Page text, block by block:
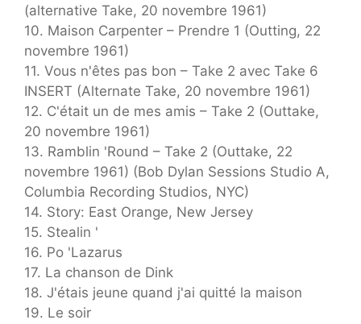
(alternative Take, 20 novembre 1961)
10. Maison Carpenter – Prendre 1 (Outting, 22
novembre 1961)
11. Vous n'êtes pas bon – Take 2 avec Take 6
INSERT (Alternate Take, 20 novembre 1961)
12. C'était un de mes amis – Take 2 (Outtake,
20 novembre 1961)
13. Ramblin 'Round – Take 2 (Outtake, 22
novembre 1961) (Bob Dylan Sessions Studio A,
Columbia Recording Studios, NYC)
14. Story: East Orange, New Jersey
15. Stealin '
16. Po 'Lazarus
17. La chanson de Dink
18. J'étais jeune quand j'ai quitté la maison
19. Le soir